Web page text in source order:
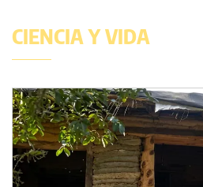
CIENCIA Y VIDA